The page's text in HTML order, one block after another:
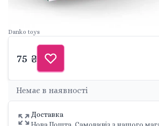
Danko toys
75 ₴
Немає в наявності
Доставка